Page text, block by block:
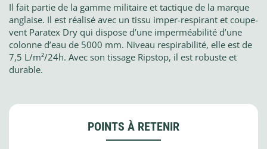
Il fait partie de la gamme militaire et tactique de la marque
anglaise. Il est réalisé avec un tissu imper-respirant et coupe-
vent Paratex Dry qui dispose d’une imperméabilité d’une
colonne d’eau de 5000 mm. Niveau respirabilité, elle est de
7,5 L/m²/24h. Avec son tissage Ripstop, il est robuste et
durable.
POINTS À RETENIR